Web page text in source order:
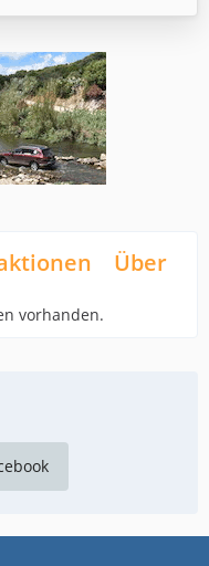
Über
vorhanden.